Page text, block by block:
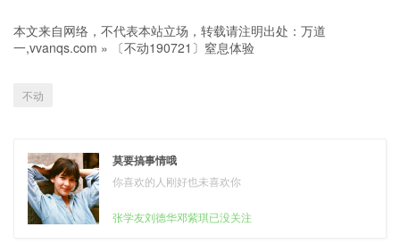
本文来自网络，不代表本站立场，转载请注明出处： 万道
一,vvanqs.com » 〔不动190721〕窒息体验
不动
莫要搞事情哦
你喜欢的人刚好也未喜欢你
张学友刘德华邓紫琪已没关注